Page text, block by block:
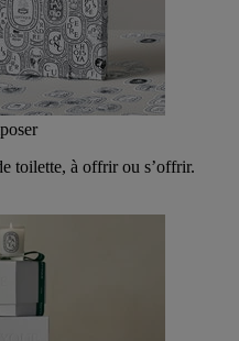
toilette, à offrir ou s’offrir.